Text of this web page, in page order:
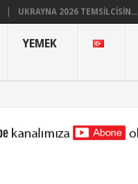
UKRAYNA 2026 TEMSILCISIN...
YEMEK